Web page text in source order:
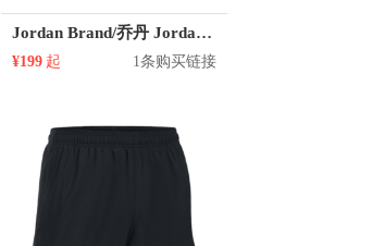
Jordan Brand/乔丹 Jordan Brand AJ1芝加哥冰激凌印花短袖T恤 男女同款 789645
¥199 起 1条购买链接